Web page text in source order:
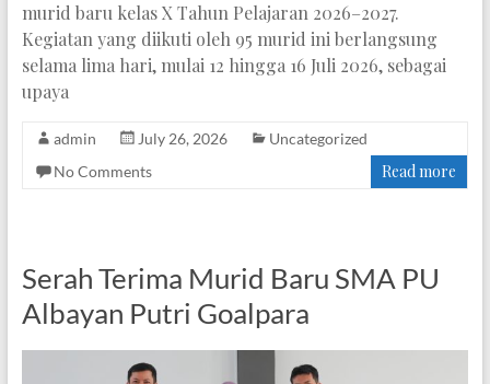
murid baru kelas X Tahun Pelajaran 2026–2027.
Kegiatan yang diikuti oleh 95 murid ini berlangsung
selama lima hari, mulai 12 hingga 16 Juli 2026, sebagai
upaya
admin July 26, 2026
Uncategorized
No Comments
Read more
Serah Terima Murid Baru SMA PU
Albayan Putri Goalpara